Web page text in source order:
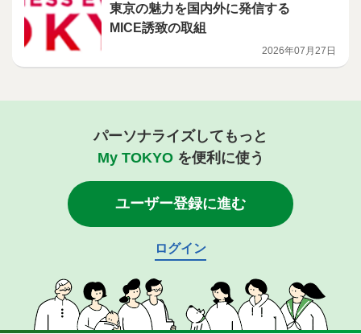
東京の魅力を国内外に発信する
MICE誘致の取組
2026年07月27日
パーソナライズしてもっと
My TOKYOを便利に使う
ユーザー登録に進む
ログイン